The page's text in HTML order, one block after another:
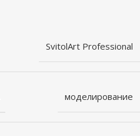
SvitolArt Professional
моделирование